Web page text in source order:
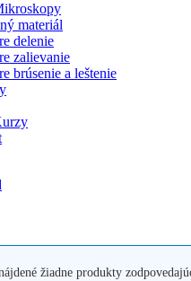
materiál
delenie
zalievanie
brúsenie a leštenie
žiadne produkty